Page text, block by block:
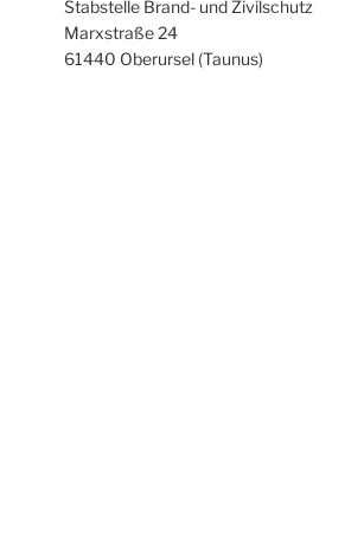
Stabstelle Brand- und Zivilschutz
Marxstraße 24
61440 Oberursel (Taunus)